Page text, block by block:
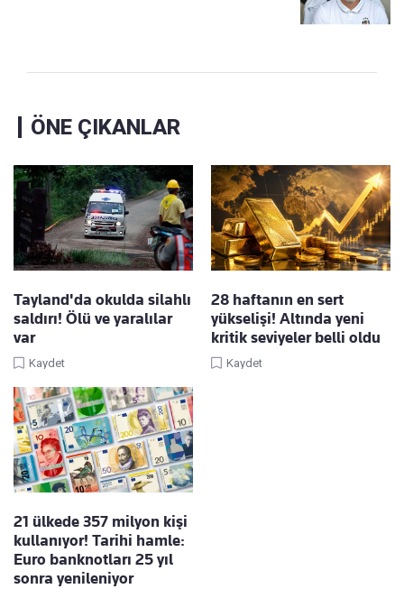
ÖNE ÇIKANLAR
Tayland'da okulda silahlı
saldırı! Ölü ve yaralılar
var
Kaydet
28 haftanın en sert
yükselişi! Altında yeni
kritik seviyeler belli oldu
Kaydet
21 ülkede 357 milyon kişi
kullanıyor! Tarihi hamle:
Euro banknotları 25 yıl
sonra yenileniyor